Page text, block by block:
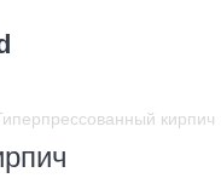
кирпич